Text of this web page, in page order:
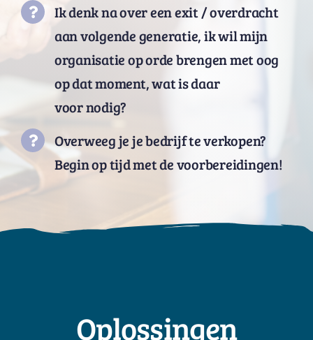
Ik denk na over een exit / overdracht
aan volgende generatie, ik wil mijn
organisatie op orde brengen met oog
op dat moment, wat is daar
voor nodig?
Overweeg je je bedrijf te verkopen?
Begin op tijd met de voorbereidingen!
Oplossingen